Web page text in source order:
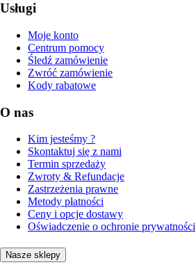
Usługi
Moje konto
Centrum pomocy
Śledź zamówienie
Zwróć zamówienie
Kody rabatowe
O nas
Kim jesteśmy ?
Skontaktuj się z nami
Termin sprzedaży
Zwroty & Refundacje
Zastrzeżenia prawne
Metody płatności
Ceny i opcje dostawy
Oświadczenie o ochronie prywatności
Nasze sklepy